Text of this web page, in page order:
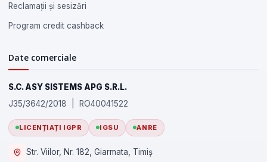
Reclamații și sesizări
Program credit cashback
Date comerciale
S.C. ASY SISTEMS APG S.R.L.
J35/3642/2018 | RO40041522
LICENȚIAȚI IGPR IGSU ANRE
Str. Viilor, Nr. 182, Giarmata, Timiș